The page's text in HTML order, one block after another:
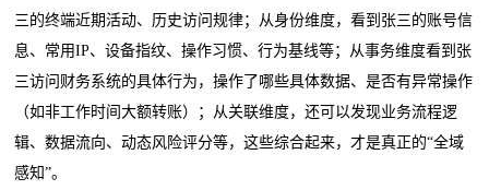
三的终端近期活动、历史访问规律；从身份维度，看到张三的账号信
息、常用IP、设备指纹、操作习惯、行为基线等；从事务维度看到张
三访问财务系统的具体行为，操作了哪些具体数据、是否有异常操作
（如非工作时间大额转账）；从关联维度，还可以发现业务流程逻
辑、数据流向、动态风险评分等，这些综合起来，才是真正的“全域
感知”。